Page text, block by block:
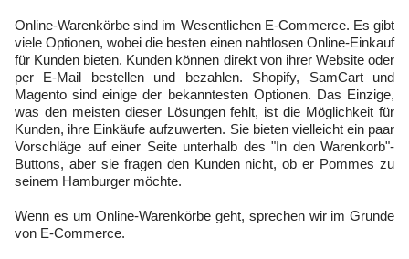
Online-Warenkörbe sind im Wesentlichen E-Commerce. Es gibt
viele Optionen, wobei die besten einen nahtlosen Online-Einkauf
für Kunden bieten. Kunden können direkt von ihrer Website oder
per E-Mail bestellen und bezahlen. Shopify, SamCart und
Magento sind einige der bekanntesten Optionen. Das Einzige,
was den meisten dieser Lösungen fehlt, ist die Möglichkeit für
Kunden, ihre Einkäufe aufzuwerten. Sie bieten vielleicht ein paar
Vorschläge auf einer Seite unterhalb des "In den Warenkorb"-
Buttons, aber sie fragen den Kunden nicht, ob er Pommes zu
seinem Hamburger möchte.
Wenn es um Online-Warenkörbe geht, sprechen wir im Grunde
von E-Commerce.